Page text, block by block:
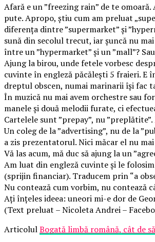
Afară e un ”freezing rain” de te
pute. Apropo, știu cum am preluat
diferența dintre ”supermarket” și
sună din secolul trecut, iar șuncă nu
între un ”hypermarket” și un ”mall”?
Ajung la birou, unde fetele vorbesc
cuvinte în engleză păcălești 5 fraieri. E
dreptul obscen, numai marinarii își fac
În muzică nu mai avem orchestre sau
manele și două melodii furate, ci
Cartelele sunt ”prepay”, nu
Un coleg de la ”advertising”, nu de la
a zis prezentatorul. Nici măcar el nu
Vă las acum, mă duc să ajung la un
Am luat din engleză cuvinte și le folosim
(sprijin financiar). Traducem prin “a
Nu contează cum vorbim, nu contează
Ați înțeles ideea: uneori mi-e dor de
(Text preluat – Nicoleta Andrei –
ArticolulBogată limbă română, cât de